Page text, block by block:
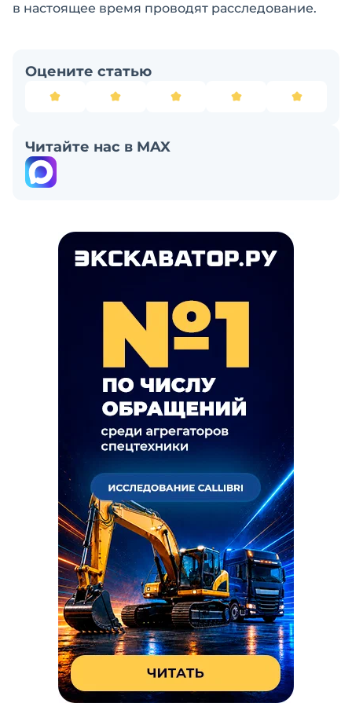
в настоящее время проводят расследование.
Оцените статью
Читайте нас в MAX